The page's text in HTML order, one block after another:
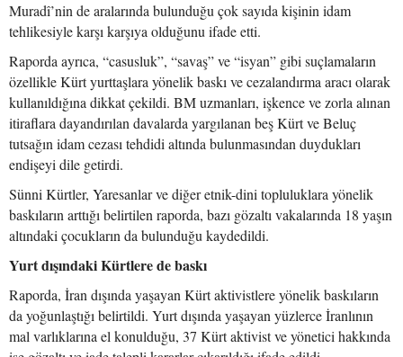
Muradî’nin de aralarında bulunduğu çok sayıda kişinin idam
tehlikesiyle karşı karşıya olduğunu ifade etti.
Raporda ayrıca, “casusluk”, “savaş” ve “isyan” gibi suçlamaların
özellikle Kürt yurttaşlara yönelik baskı ve cezalandırma aracı olarak
kullanıldığına dikkat çekildi. BM uzmanları, işkence ve zorla alınan
itiraflara dayandırılan davalarda yargılanan beş Kürt ve Beluç
tutsağın idam cezası tehdidi altında bulunmasından duydukları
endişeyi dile getirdi.
Sünni Kürtler, Yaresanlar ve diğer etnik-dini topluluklara yönelik
baskıların arttığı belirtilen raporda, bazı gözaltı vakalarında 18 yaşın
altındaki çocukların da bulunduğu kaydedildi.
Yurt dışındaki Kürtlere de baskı
Raporda, İran dışında yaşayan Kürt aktivistlere yönelik baskıların
da yoğunlaştığı belirtildi. Yurt dışında yaşayan yüzlerce İranlının
mal varlıklarına el konulduğu, 37 Kürt aktivist ve yönetici hakkında